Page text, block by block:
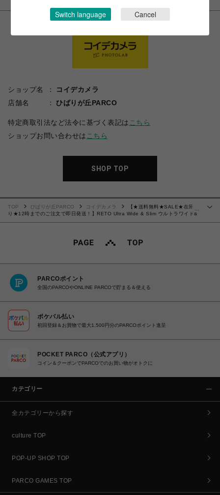
ショップ名
コイデカメラ
店舗名
ひばりが丘PARCO
特定商取引法など法令に基づく表記は こちら
ショップお問い合わせは こちら
SHOP TOP
…
TOP ひばりが丘PARCO コイデカメラ
【★送料無料★SALE★在庫限
り★12時までのご注文で即日発送！】RETO Ultra Wide & Slim ウルトラワイド&
PARCOポイント
全国のPARCOやONLINE PARCOで貯まる＆使える
ポケパル払い
初回登録＆お買物で最大1,500円分のPARCOポイント進呈
POCKET PARCO（公式アプリ）
コイン＆クーポンでPARCOでのお買い物がオトクに
カテゴリー
全カテゴリーから探す
culture TOP
POP-UP SHOP TOP
PARCO GAMES TOP
Switch language Cancel